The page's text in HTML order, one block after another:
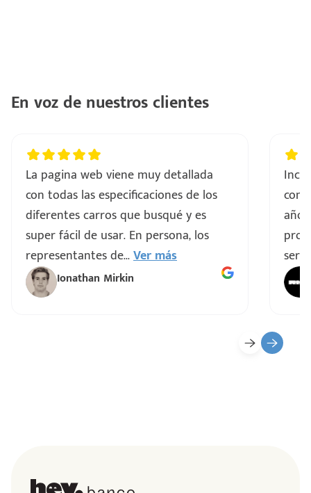
En voz de nuestros clientes
La pagina web viene muy detallada
con todas las especificaciones de los
diferentes carros que busqué y es
super fácil de usar. En persona, los
representantes de...Ver más
Ionathan Mirkin